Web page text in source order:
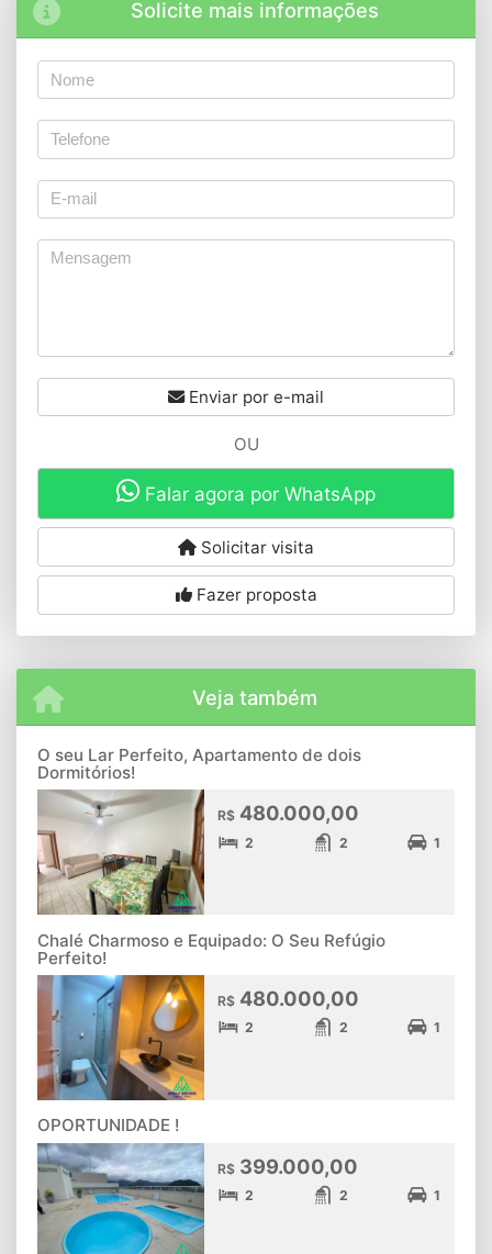
Solicite mais informações
Enviar por e-mail
OU
Falar agora por WhatsApp
Solicitar visita
Fazer proposta
Veja também
O seu Lar Perfeito, Apartamento de dois
Dormitórios!
R$ 480.000,00
2 2 1
Chalé Charmoso e Equipado: O Seu Refúgio
Perfeito!
R$ 480.000,00
2 2 1
OPORTUNIDADE !
R$ 399.000,00
2 2 1